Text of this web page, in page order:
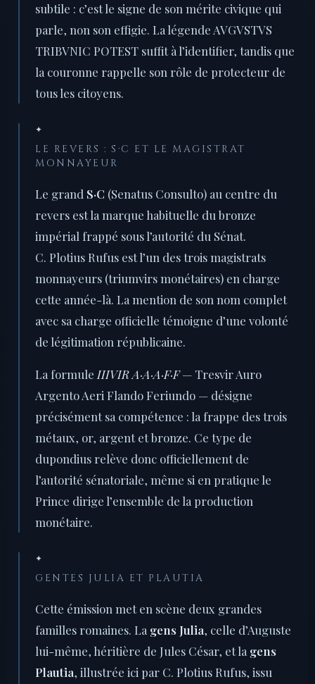
subtile : c’est le signe de son mérite civique qui
parle, non son effigie. La légende AVGVSTVS
TRIBVNIC POTEST suffit à l’identifier, tandis que
la couronne rappelle son rôle de protecteur de
tous les citoyens.
✦
LE REVERS : S·C ET LE MAGISTRAT
MONNAYEUR
Le grand S·C (Senatus Consulto) au centre du
revers est la marque habituelle du bronze
impérial frappé sous l’autorité du Sénat.
C. Plotius Rufus est l’un des trois magistrats
monnayeurs (triumvirs monétaires) en charge
cette année-là. La mention de son nom complet
avec sa charge officielle témoigne d’une volonté
de légitimation républicaine.
La formuleIIIVIR A·A·A·F·F— Tresvir Auro
Argento Aeri Flando Feriundo — désigne
précisément sa compétence : la frappe des trois
métaux, or, argent et bronze. Ce type de
dupondius relève donc officiellement de
l’autorité sénatoriale, même si en pratique le
Prince dirige l’ensemble de la production
monétaire.
✦
GENTES JULIA ET PLAUTIA
Cette émission met en scène deux grandes
familles romaines. Lagens Julia, celle d’Auguste
lui-même, héritière de Jules César, et lagens
Plautia, illustrée ici par C. Plotius Rufus, issu